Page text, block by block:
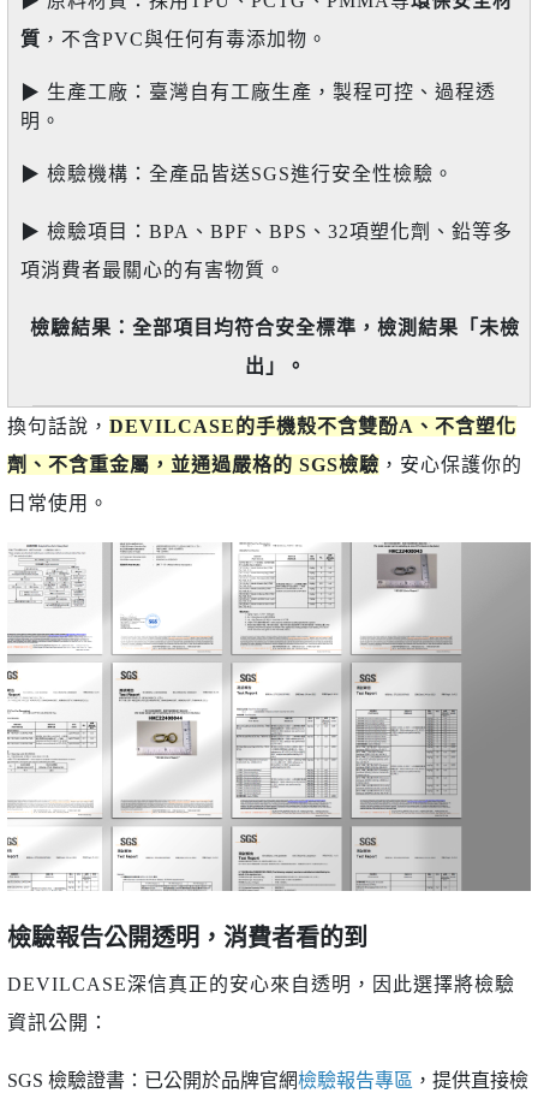
質 ，不含PVC與任何有毒添加物。
▶ 生產工廠：臺灣自有工廠生產，製程可控、過程透
明。
▶ 檢驗機構：全產品皆送SGS進行安全性檢驗。
▶ 檢驗項目：BPA、BPF、BPS、32項塑化劑、鉛等多
項消費者最關心的有害物質。
檢驗結果：全部項目均符合安全標準，檢測結果「未檢
出」。
換句話說， DEVILCASE的手機殼不含雙酚A、不含塑化
劑、不含重金屬，並通過嚴格的 SGS檢驗 ，安心保護你的
日常使用。
檢驗報告公開透明，消費者看的到
DEVILCASE深信真正的安心來自透明，因此選擇將檢驗
資訊公開：
SGS 檢驗證書：已公開於品牌官網檢驗報告專區 ，提供直接檢